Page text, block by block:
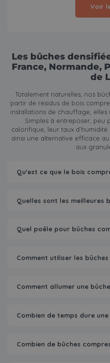
Voir
Les bûches
France, Normande,
de
Totalement naturelles, nos
partir de résidus de bois
installations de chauffage,
Simples à entreposer, peu
calorifique, leur taux
ainsi une alternative efficace au
aux
Qu'est ce que le bois
Quelles sont les meilleures
Quel poêle pour bûches
Comment utiliser les bûches
Comment allumer une
Combien de temps dure
Combien de bûches